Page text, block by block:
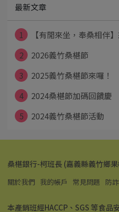
最新文章
1
【有閒來坐，奉桑相伴
2
2026義竹桑椹節
3
2025義竹桑椹節來囉！
4
2024桑椹節加碼回饋慶
5
2024義竹桑椹節活動
桑椹銀行-柯班長 (嘉義縣義竹鄉
關於我們 我的帳戶 常見問題 防
本產銷班經HACCP、SGS 等食品